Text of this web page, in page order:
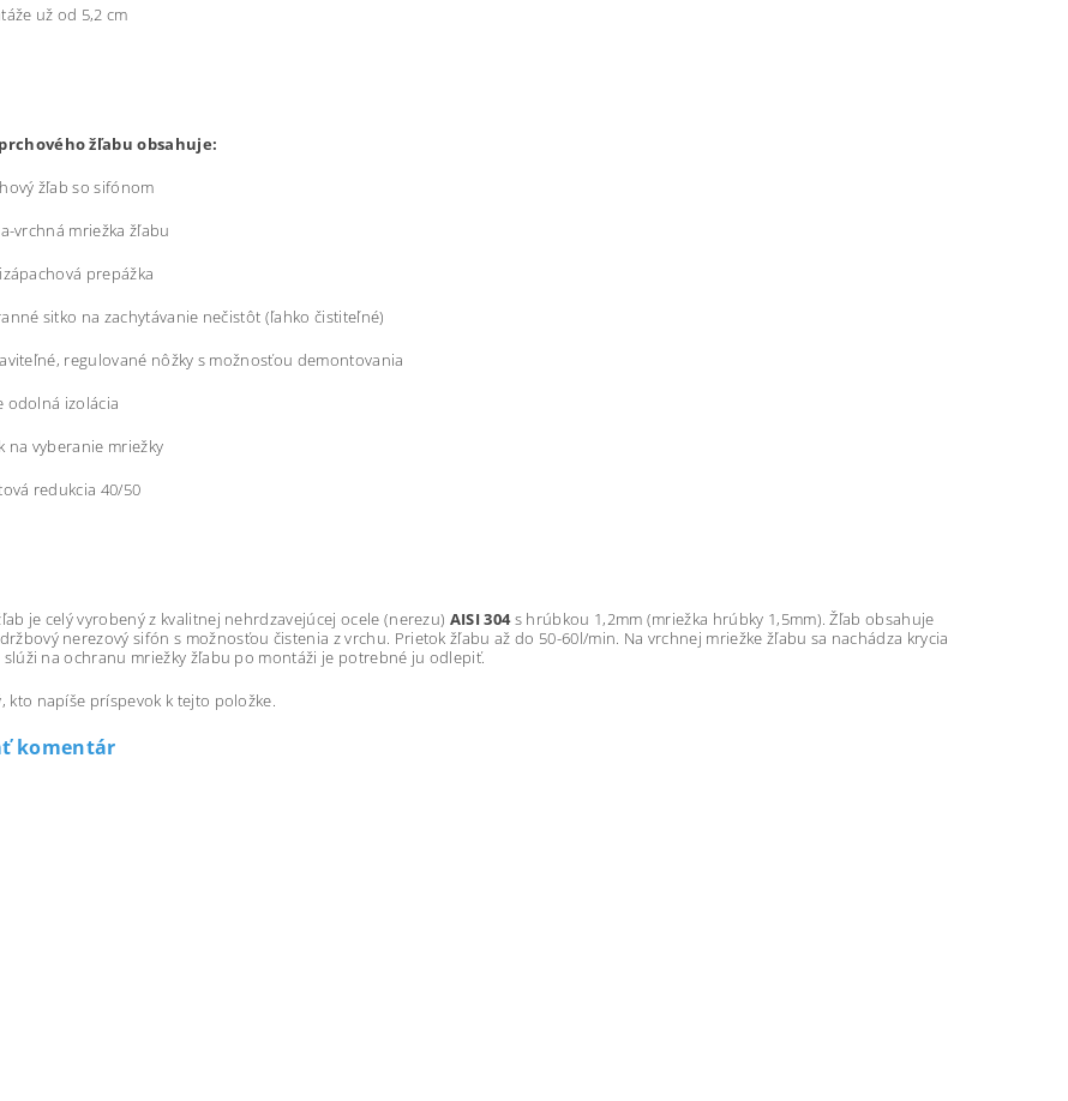
už od 5,2 cm
žľabu obsahuje:
žľab so sifónom
mriežka žľabu
prepážka
sitko na zachytávanie nečistôt (ľahko čistiteľné)
regulované nôžky s možnosťou demontovania
izolácia
vyberanie mriežky
redukcia 40/50
je celý vyrobený z kvalitnej nehrdzavejúcej ocele (nerezu) AISI 304s hrúbkou 1,2mm (mriežka hrúbky 1,5mm). Žľab obsahuje
nerezový sifón s možnosťou čistenia z vrchu. Prietok žľabu až do 50-60l/min. Na vrchnej mriežke žľabu sa nachádza krycia
na ochranu mriežky žľabu po montáži je potrebné ju odlepiť.
kto napíše príspevok k tejto položke.
komentár